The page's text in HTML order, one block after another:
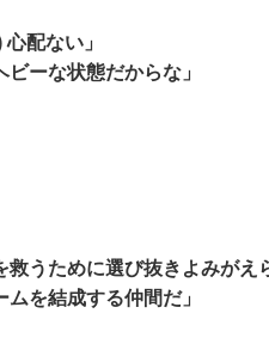
心配ない」
ビーな状態だからな」
救うために選び抜きよみがえ
ムを結成する仲間だ」